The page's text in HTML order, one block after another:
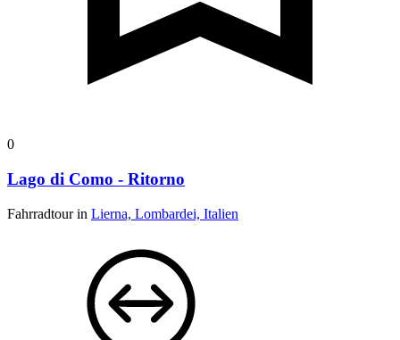
0
Lago di Como - Ritorno
Fahrradtour in Lierna, Lombardei, Italien